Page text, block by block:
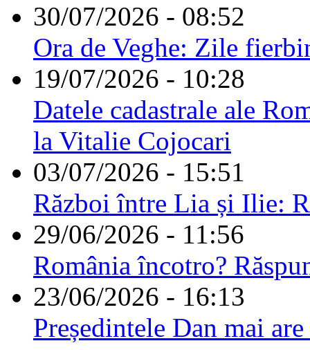
30/07/2026 - 08:52
Ora de Veghe: Zile
19/07/2026 - 10:28
Datele cadastrale ale
la Vitalie Cojocari
03/07/2026 - 15:51
Război între Lia și Ilie:
29/06/2026 - 11:56
România încotro?
23/06/2026 - 16:13
Președintele Dan mai